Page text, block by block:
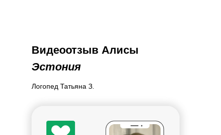
Видеоотзыв Алисы
Эстония
Логопед Татьяна З.